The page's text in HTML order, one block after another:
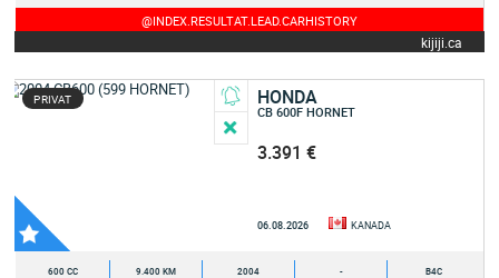
@INDEX.RESULTAT.LEAD.CARHISTORY
kijiji.ca
PRIVAT HONDA
CB 600F HORNET
3.391 €
06.08.2026 KANADA
600 CC 9.400 KM 2004 - B4C